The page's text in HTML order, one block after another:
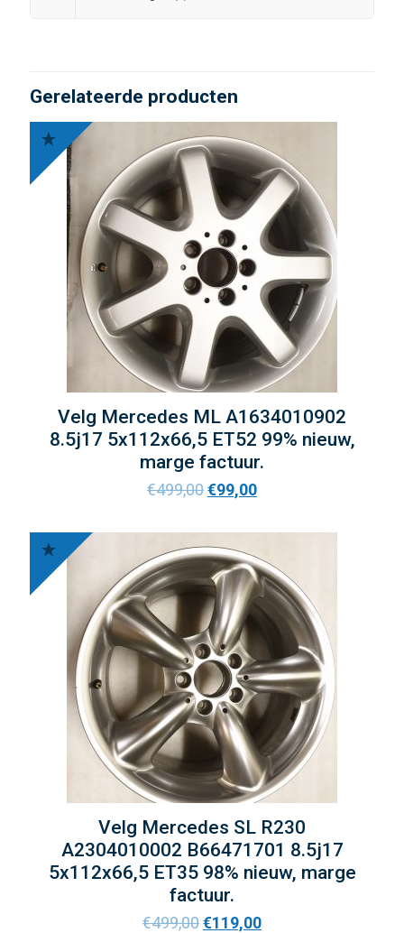
Gerelateerde producten
Velg Mercedes ML A1634010902
8.5j17 5x112x66,5 ET52 99% nieuw,
marge factuur.
€499,00€99,00
Velg Mercedes SL R230
A2304010002 B66471701 8.5j17
5x112x66,5 ET35 98% nieuw, marge
factuur.
€499,00€119,00